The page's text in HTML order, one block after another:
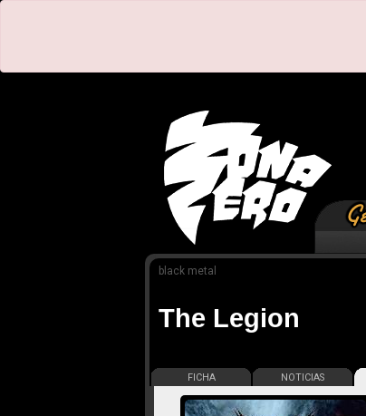
black metal
The Legion
FICHA NOTICIAS